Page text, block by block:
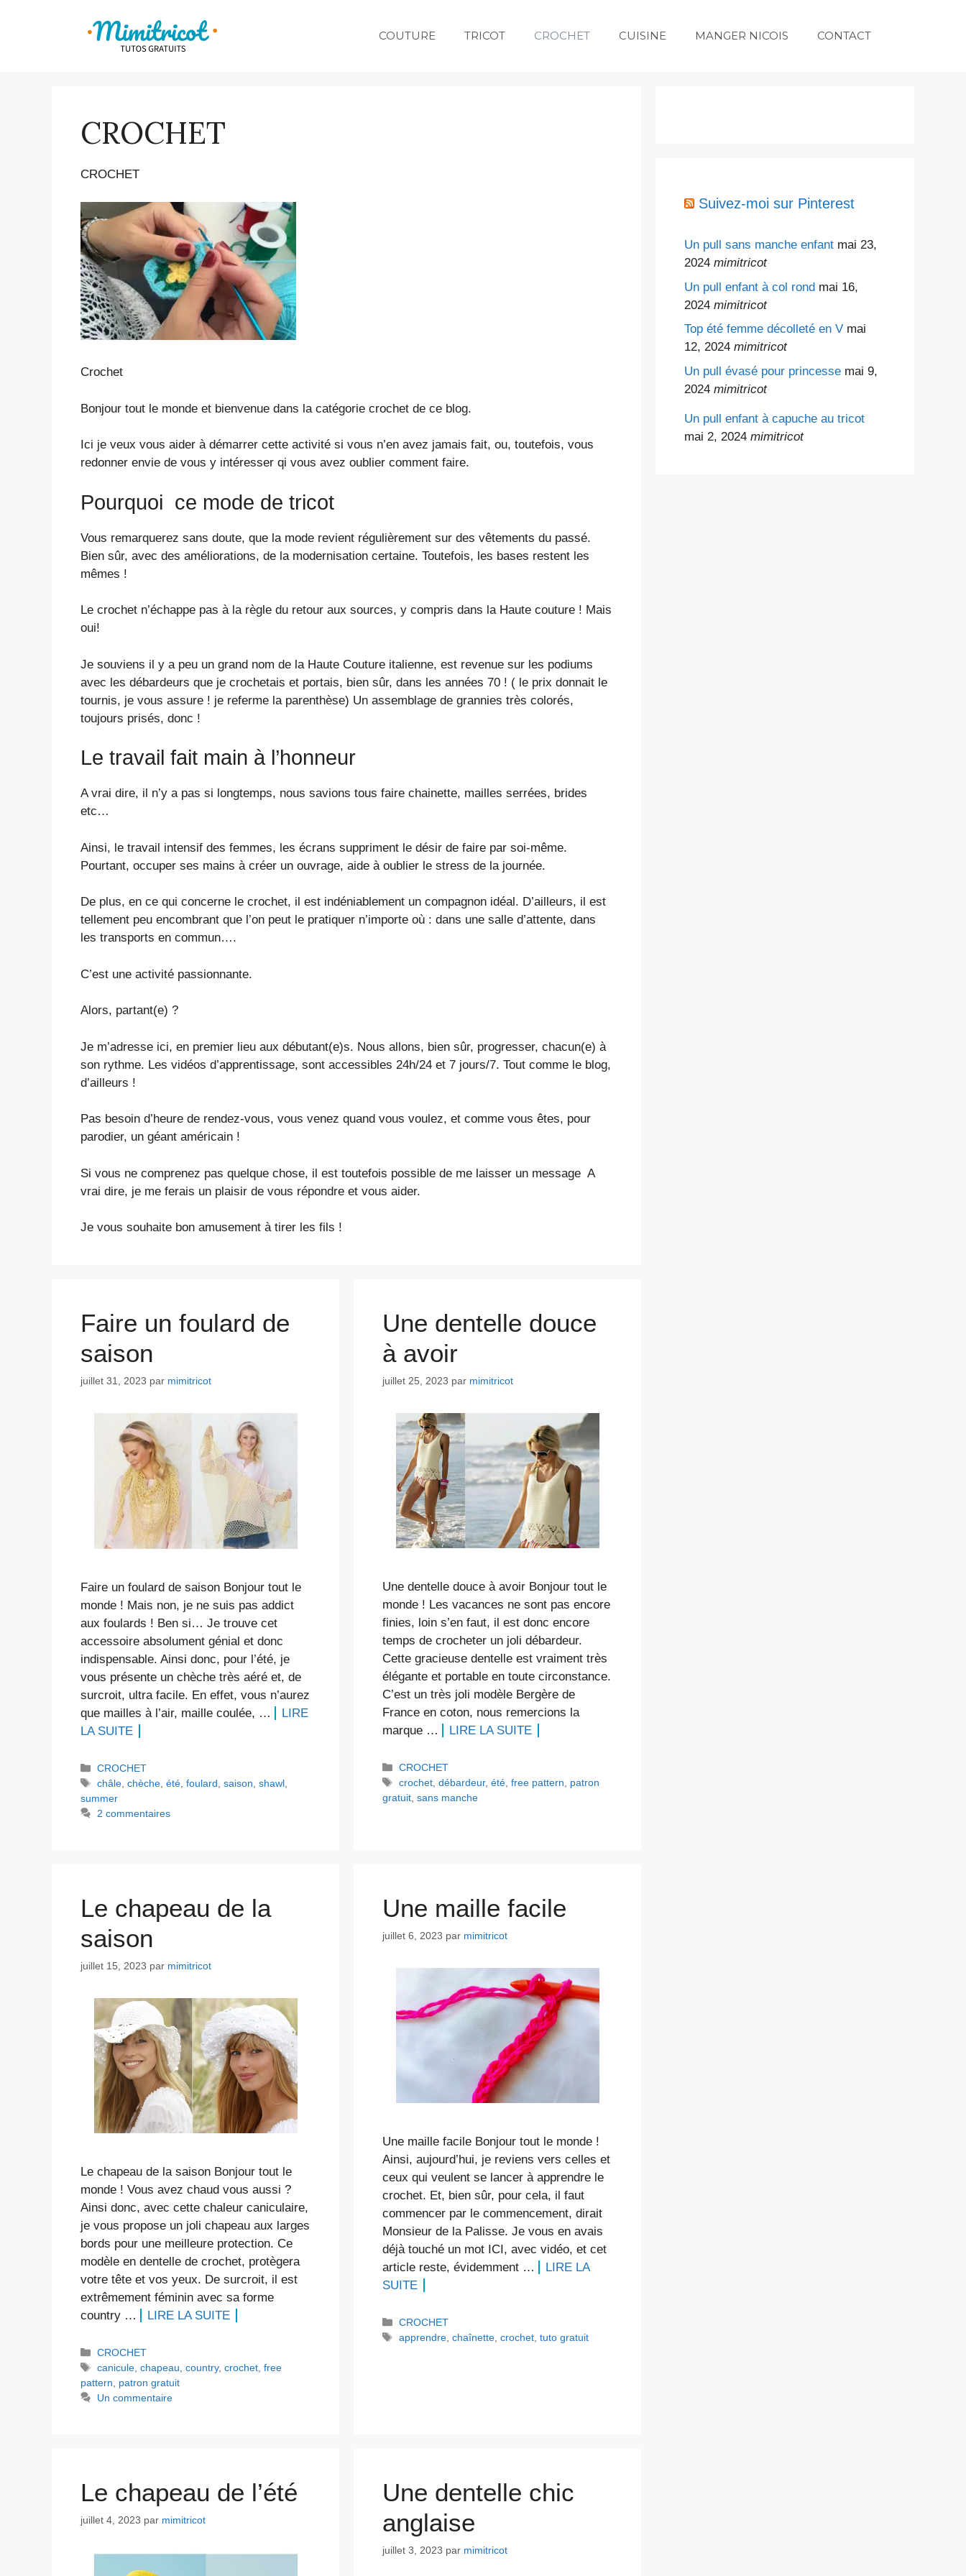
COUTURE TRICOT CROCHET CUISINE MANGER NICOIS CONTACT
CROCHET
CROCHET
Crochet
Bonjour tout le monde et bienvenue dans la catégorie crochet de ce blog.
Ici je veux vous aider à démarrer cette activité si vous n’en avez jamais fait, ou, toutefois, vous
redonner envie de vous y intéresser qi vous avez oublier comment faire.
Pourquoi ce mode de tricot
Vous remarquerez sans doute, que la mode revient régulièrement sur des vêtements du passé.
Bien sûr, avec des améliorations, de la modernisation certaine. Toutefois, les bases restent les
mêmes !
Le crochet n’échappe pas à la règle du retour aux sources, y compris dans la Haute couture ! Mais
oui!
Je souviens il y a peu un grand nom de la Haute Couture italienne, est revenue sur les podiums
avec les débardeurs que je crochetais et portais, bien sûr, dans les années 70 ! ( le prix donnait le
tournis, je vous assure ! je referme la parenthèse) Un assemblage de grannies très colorés,
toujours prisés, donc !
Le travail fait main à l’honneur
A vrai dire, il n’y a pas si longtemps, nous savions tous faire chainette, mailles serrées, brides
etc…
Ainsi, le travail intensif des femmes, les écrans suppriment le désir de faire par soi-même.
Pourtant, occuper ses mains à créer un ouvrage, aide à oublier le stress de la journée.
De plus, en ce qui concerne le crochet, il est indéniablement un compagnon idéal. D’ailleurs, il est
tellement peu encombrant que l’on peut le pratiquer n’importe où : dans une salle d’attente, dans
les transports en commun….
C’est une activité passionnante.
Alors, partant(e) ?
Je m’adresse ici, en premier lieu aux débutant(e)s. Nous allons, bien sûr, progresser, chacun(e) à
son rythme. Les vidéos d’apprentissage, sont accessibles 24h/24 et 7 jours/7. Tout comme le blog,
d’ailleurs !
Pas besoin d’heure de rendez-vous, vous venez quand vous voulez, et comme vous êtes, pour
parodier, un géant américain !
Si vous ne comprenez pas quelque chose, il est toutefois possible de me laisser un message A
vrai dire, je me ferais un plaisir de vous répondre et vous aider.
Je vous souhaite bon amusement à tirer les fils !
Faire un foulard de
saison
juillet 31, 2023 par mimitricot
Faire un foulard de saison Bonjour tout le
monde ! Mais non, je ne suis pas addict
aux foulards ! Ben si… Je trouve cet
accessoire absolument génial et donc
indispensable. Ainsi donc, pour l’été, je
vous présente un chèche très aéré et, de
surcroit, ultra facile. En effet, vous n’aurez
que mailles à l’air, maille coulée, …
LIRE
LA SUITE
Catégories
CROCHET
Étiquettes
châle ,chèche ,été ,foulard ,saison ,shawl
summer
2 commentaires
Une dentelle douce
à avoir
juillet 25, 2023 par mimitricot
Une dentelle douce à avoir Bonjour tout le
monde ! Les vacances ne sont pas encore
finies, loin s’en faut, il est donc encore
temps de crocheter un joli débardeur.
Cette gracieuse dentelle est vraiment très
élégante et portable en toute circonstance.
C’est un très joli modèle Bergère de
France en coton, nous remercions la
marque …
LIRE LA SUITE
Catégories
CROCHET
Étiquettes
crochet ,débardeur,été ,free pattern
patron
gratuit sans manche
Le chapeau de la
saison
juillet 15, 2023 par mimitricot
Le chapeau de la saison Bonjour tout le
monde ! Vous avez chaud vous aussi ?
Ainsi donc, avec cette chaleur caniculaire,
je vous propose un joli chapeau aux larges
bords pour une meilleure protection. Ce
modèle en dentelle de crochet, protègera
votre tête et vos yeux. De surcroit, il est
extrêmement féminin avec sa forme
country …
LIRE LA SUITE
Catégories
CROCHET
Étiquettes
canicule ,chapeau ,country,crochet ,free
pattern
patron gratuit
Un commentaire
Une maille facile
juillet 6, 2023 par mimitricot
Une maille facile Bonjour tout le monde !
Ainsi, aujourd’hui, je reviens vers celles et
ceux qui veulent se lancer à apprendre le
crochet. Et, bien sûr, pour cela, il faut
commencer par le commencement, dirait
Monsieur de la Palisse. Je vous en avais
déjà touché un mot ICI, avec vidéo, et cet
article reste, évidemment …
LIRE LA
SUITE
Catégories
CROCHET
Étiquettes
apprendre ,chaînette ,crochet ,tuto gratuit
Le chapeau de l’été
juillet 4, 2023 par mimitricot
Une dentelle chic
anglaise
juillet 3, 2023 par mimitricot
Suivez-moi sur Pinterest
Un pull sans manche enfant mai 23,
2024 mimitricot
Un pull enfant à col rond mai 16,
2024 mimitricot
Top été femme décolleté en V mai
12, 2024 mimitricot
Un pull évasé pour princesse mai 9,
2024 mimitricot
Un pull enfant à capuche au tricot
mai 2, 2024 mimitricot